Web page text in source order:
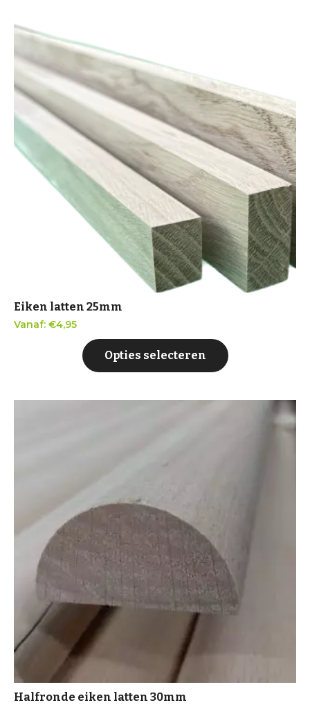
Eiken latten 25mm
Vanaf: €4,95
Opties selecteren
Halfronde eiken latten 30mm